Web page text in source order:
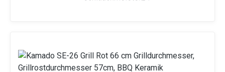
Bildergalerie überspringen